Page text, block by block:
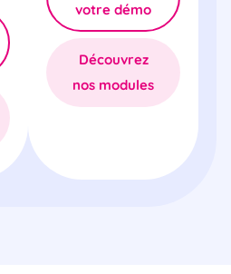
votre démo
Découvrez
nos modules